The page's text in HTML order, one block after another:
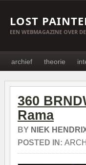
LOST
EEN WEBMAGAZINE OVER
archief theorie
360
Rama
BY NIEK
POSTED IN: